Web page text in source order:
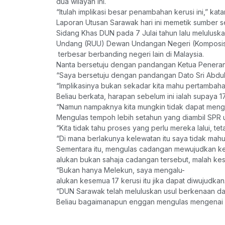
“Itulah implikasi besar penambahan kerusi ini,”
Laporan Utusan Sarawak hari ini memetik
Sidang Khas DUN pada 7 Julai tahun lalu
Undang (RUU) Dewan Undangan Negeri
terbesar berbanding negeri lain di Malaysia.
Nanta bersetuju dengan pandangan Ketua
“Saya bersetuju dengan pandangan Dato Sri
“Implikasinya bukan sekadar kita mahu
Beliau berkata, harapan sebelum ini ialah supaya
“Namun nampaknya kita mungkin tidak dapat
Mengulas tempoh lebih setahun yang diambil
“Kita tidak tahu proses yang perlu mereka lalui,
“Di mana berlakunya kelewatan itu saya tidak
Sementara itu, mengulas cadangan mewujudkan
alukan bukan sahaja cadangan tersebut, malah
“Bukan hanya Melekun, saya mengalu-
alukan kesemua 17 kerusi itu jika dapat diwujudkan.
“DUN Sarawak telah meluluskan usul berkenaan
Beliau bagaimanapun enggan mengulas